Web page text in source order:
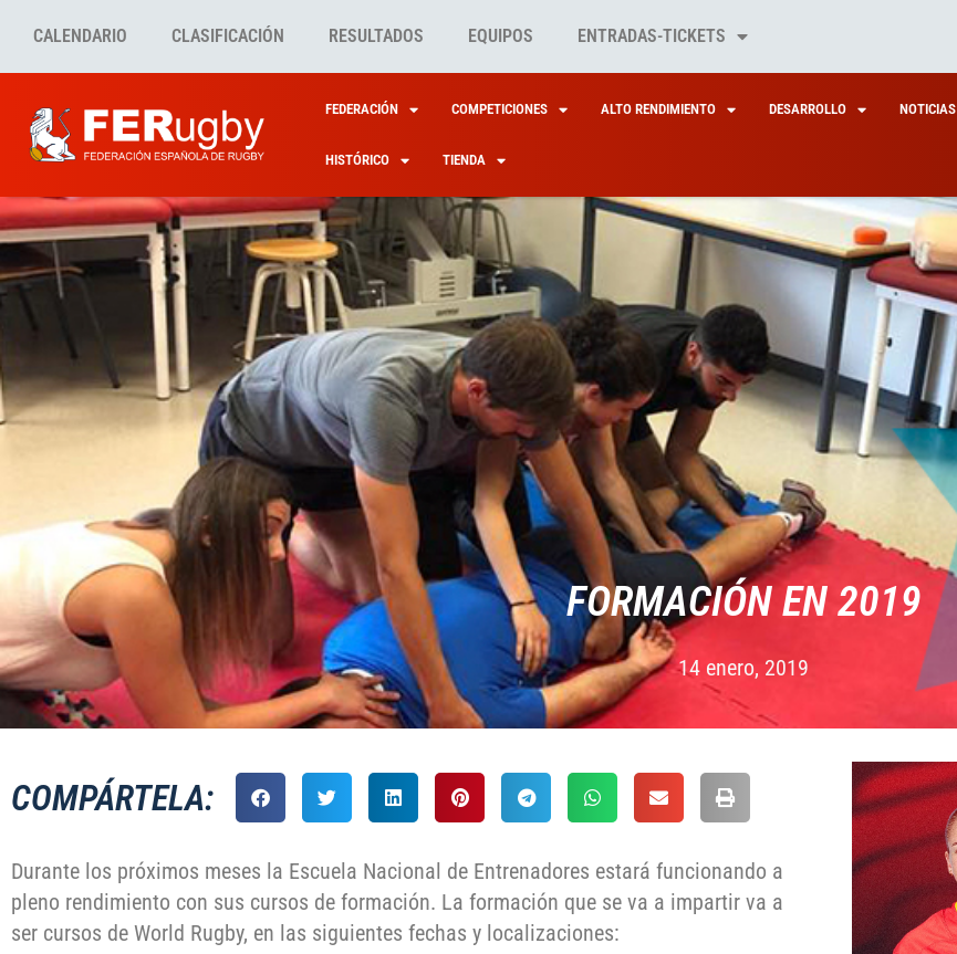
CALENDARIO CLASIFICACIÓN RESULTADOS EQUIPOS ENTRADAS-TICKETS
FEDERACIÓN COMPETICIONES ALTO RENDIMIENTO DESARROLLO NOTICIAS
HISTÓRICO TIENDA
FORMACIÓN EN 2019
14 enero, 2019
COMPÁRTELA:
Durante los próximos meses la Escuela Nacional de Entrenadores estará funcionando a
pleno rendimiento con sus cursos de formación. La formación que se va a impartir va a
ser cursos de World Rugby, en las siguientes fechas y localizaciones: